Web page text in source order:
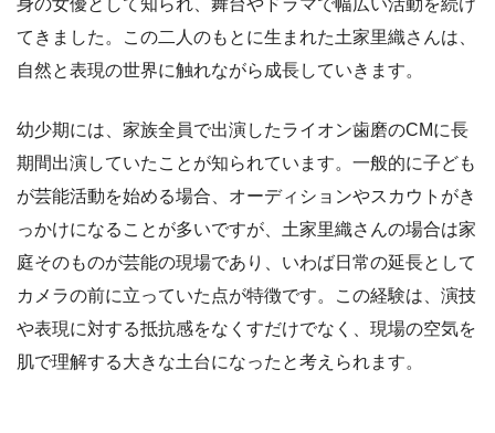
てきました。この二人のもとに生まれた土家里織さんは、
自然と表現の世界に触れながら成長していきます。
幼少期には、家族全員で出演したライオン歯磨のCMに長
期間出演していたことが知られています。一般的に子ども
が芸能活動を始める場合、オーディションやスカウトがき
っかけになることが多いですが、土家里織さんの場合は家
庭そのものが芸能の現場であり、いわば日常の延長として
カメラの前に立っていた点が特徴です。この経験は、演技
や表現に対する抵抗感をなくすだけでなく、現場の空気を
肌で理解する大きな土台になったと考えられます。